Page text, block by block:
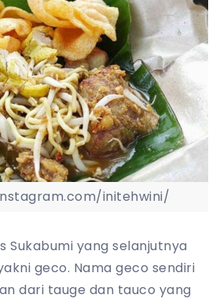
initehwini/
Sukabumi yang selanjutnya
geco. Nama geco sendiri
dari tauge dan tauco yang